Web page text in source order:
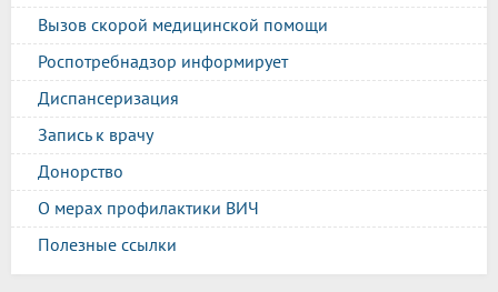
Вызов скорой медицинской помощи
Роспотребнадзор информирует
Диспансеризация
Запись к врачу
Донорство
О мерах профилактики ВИЧ
Полезные ссылки